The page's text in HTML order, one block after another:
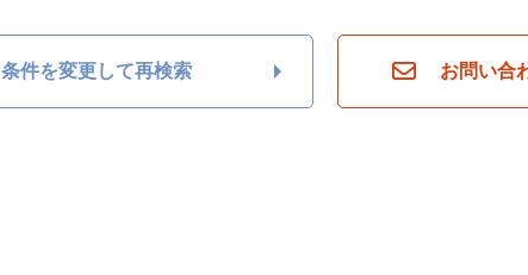
条件を変更して再検索 お問い合